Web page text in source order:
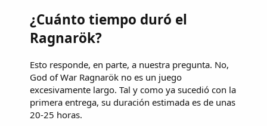
¿Cuánto tiempo duró el
Ragnarök?
Esto responde, en parte, a nuestra pregunta. No,
God of War Ragnarök no es un juego
excesivamente largo. Tal y como ya sucedió con la
primera entrega, su duración estimada es de unas
20-25 horas.